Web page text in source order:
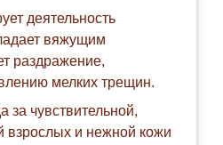
деятельность
вяжущим
раздражение,
мелких трещин.
за чувствительной,
взрослых и нежной кожи